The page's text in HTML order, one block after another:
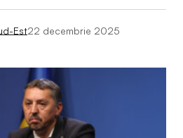
Est22 decembrie 2025